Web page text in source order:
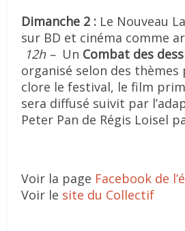
Dimanche 2 : Le Nouveau
sur BD et cinéma comme
12h – Un Combat des
organisé selon des thèmes
clore le festival, le film
sera diffusé suivit par
Peter Pan de Régis Loisel
Voir la page Facebook de
Voir le site du Collectif